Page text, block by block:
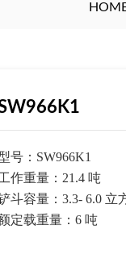
号： SW966K1
作重量： 21.4 吨
斗容量： 3.3- 6.0 立
定载重量： 6 吨